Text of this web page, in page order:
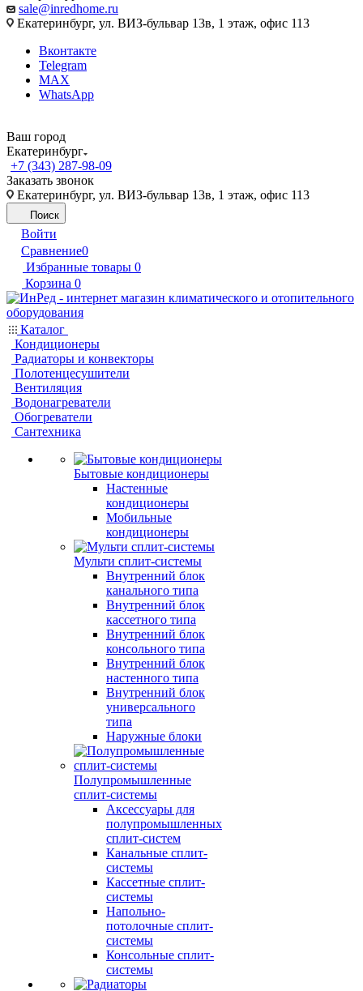
sale@inredhome.ru
Екатеринбург, ул. ВИЗ-бульвар 13в, 1 этаж, офис 113
Вконтакте
Telegram
MAX
WhatsApp
Ваш город
Екатеринбург
+7 (343) 287-98-09
Заказать звонок
Екатеринбург, ул. ВИЗ-бульвар 13в, 1 этаж, офис 113
Поиск
Войти
Сравнение0
Избранные товары 0
Корзина 0
Каталог
Кондиционеры
Радиаторы и конвекторы
Полотенцесушители
Вентиляция
Водонагреватели
Обогреватели
Сантехника
Бытовые кондиционеры
Настенные
кондиционеры
Мобильные
кондиционеры
Мульти сплит-системы
Внутренний блок
канального типа
Внутренний блок
кассетного типа
Внутренний блок
консольного типа
Внутренний блок
настенного типа
Внутренний блок
универсального
типа
Наружные блоки
Полупромышленные
сплит-системы
Аксессуары для
полупромышленных
сплит-систем
Канальные сплит-
системы
Кассетные сплит-
системы
Напольно-
потолочные сплит-
системы
Консольные сплит-
системы